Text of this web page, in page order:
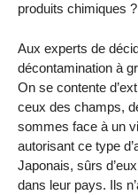
produits chimiques ?
Aux experts de
décontamination à
On se contente
ceux des champs,
sommes face à un
autorisant ce type
Japonais, sûrs
dans leur pays. Ils